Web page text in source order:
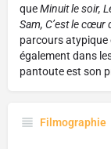
queMinuit le soir,
Sam, C’est le cœur
parcours atypique
également dans
pantoute est son
Filmographie